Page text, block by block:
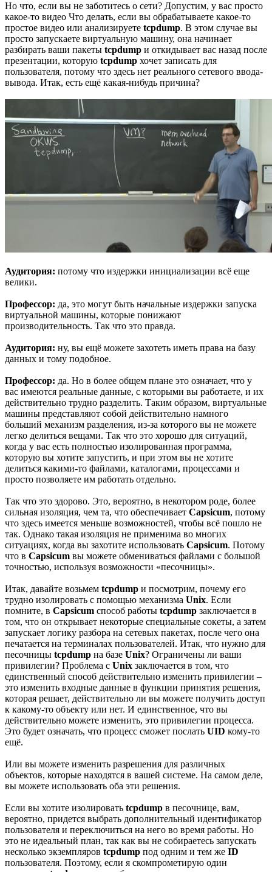
Но что, если вы не заботитесь о сети? Допустим, у вас просто
какое-то видео Что делать, если вы обрабатываете какое-то
простое видео или анализируете tcpdump. В этом случае вы
просто запускаете виртуальную машину, она начинает
разбирать ваши пакеты tcpdump и откидывает вас назад после
презентации, которую tcpdump хочет записать для
пользователя, потому что здесь нет реального сетевого ввода-
вывода. Итак, есть ещё какая-нибудь причина?
Аудитория: потому что издержки инициализации всё еще
велики.
Профессор: да, это могут быть начальные издержки запуска
виртуальной машины, которые понижают
производительность. Так что это правда.
Аудитория: ну, вы ещё можете захотеть иметь права на базу
данных и тому подобное.
Профессор: да. Но в более общем плане это означает, что у
вас имеются реальные данные, с которыми вы работаете, и их
действительно трудно разделить. Таким образом, виртуальные
машины представляют собой действительно намного
больший механизм разделения, из-за которого вы не можете
легко делиться вещами. Так что это хорошо для ситуаций,
когда у вас есть полностью изолированная программа,
которую вы хотите запустить, и при этом вы не хотите
делиться какими-то файлами, каталогами, процессами и
просто позволяете им работать отдельно.
Так что это здорово. Это, вероятно, в некотором роде, более
сильная изоляция, чем та, что обеспечивает Capsicum, потому
что здесь имеется меньше возможностей, чтобы всё пошло не
так. Однако такая изоляция не применима во многих
ситуациях, когда вы захотите использовать Capsicum. Потому
что в Capsicum вы можете обмениваться файлами с большой
точностью, используя возможности «песочницы».
Итак, давайте возьмем tcpdump и посмотрим, почему его
трудно изолировать с помощью механизма Unix. Если
помните, в Capsicum способ работы tcpdump заключается в
том, что он открывает некоторые специальные сокеты, а затем
запускает логику разбора на сетевых пакетах, после чего она
печатается на терминалах пользователей. Итак, что нужно для
песочницы tcpdump на базе Unix? Ограничены ли ваши
привилегии? Проблема с Unix заключается в том, что
единственный способ действительно изменить привилегии –
это изменить входные данные в функции принятия решения,
которая решает, действительно ли вы можете получить доступ
к какому-то объекту или нет. И единственное, что вы
действительно можете изменить, это привилегии процесса.
Это будет означать, что процесс сможет послать UID кому-то
ещё.
Или вы можете изменить разрешения для различных
объектов, которые находятся в вашей системе. На самом деле,
вы можете использовать оба эти решения.
Если вы хотите изолировать tcpdump в песочнице, вам,
вероятно, придется выбрать дополнительный идентификатор
пользователя и переключиться на него во время работы. Но
это не идеальный план, так как вы не собираетесь запускать
несколько экземпляров tcpdump под одним и тем же ID
пользователя. Поэтому, если я скомпрометирую один